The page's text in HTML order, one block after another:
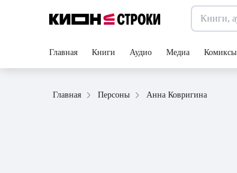
Главная Книги Аудио Медиа Комиксы
Главная Персоны Анна Ковригина